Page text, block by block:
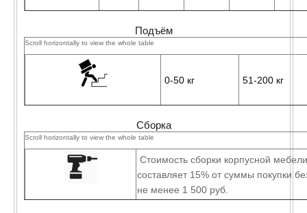
пределах
руб
1490 руб1790 руб1990 руб2499
Доставка за
МКАД (до 110
30руб/
1490 +
1990 +
Подъём
0-50 кг 51-200 кг
Ручной подъём.
150 руб* кол-во
этажей
250 руб* кол-
этажей
Сборка
Стоимость сборки корпусной мебели
составляет 15% от суммы покупки
не менее 1 500 руб.